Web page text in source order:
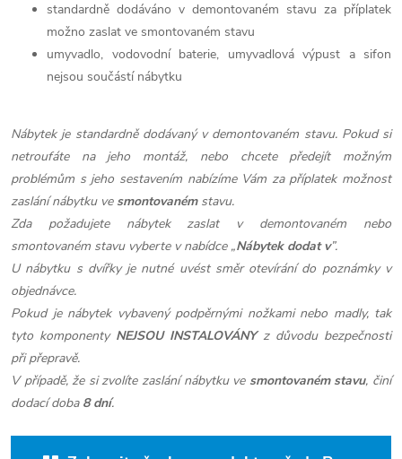
standardně dodáváno v demontovaném stavu za příplatek
možno zaslat ve smontovaném stavu
umyvadlo, vodovodní baterie, umyvadlová výpust a sifon
nejsou součástí nábytku
Nábytek je standardně dodávaný v demontovaném stavu. Pokud si
netroufáte na jeho montáž, nebo chcete předejít možným
problémům s jeho sestavením nabízíme Vám za příplatek možnost
zaslání nábytku ve smontovanémstavu.
Zda požadujete nábytek zaslat v demontovaném nebo
smontovaném stavu vyberte v nabídce „Nábytek dodat v”.
U nábytku s dvířky je nutné uvést směr otevírání do poznámky v
objednávce.
Pokud je nábytek vybavený podpěrnými nožkami nebo madly, tak
tyto komponenty NEJSOU INSTALOVÁNYz důvodu bezpečnosti
při přepravě.
V případě, že si zvolíte zaslání nábytku ve smontovaném stavu, činí
dodací doba 8 dní.